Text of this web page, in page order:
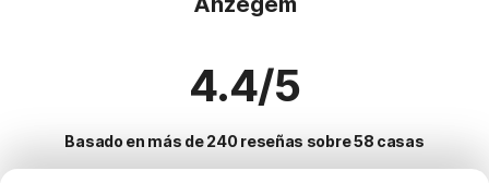
4.4/5
Basado en más de 240 reseñas sobre 58 casas